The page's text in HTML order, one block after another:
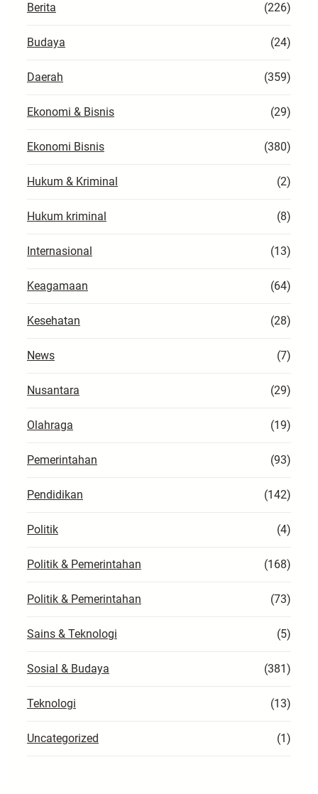
Berita (226)
Budaya (24)
Daerah (359)
Ekonomi & Bisnis (29)
Ekonomi Bisnis (380)
Hukum & Kriminal (2)
Hukum kriminal (8)
Internasional (13)
Keagamaan (64)
Kesehatan (28)
News (7)
Nusantara (29)
Olahraga (19)
Pemerintahan (93)
Pendidikan (142)
Politik (4)
Politik & Pemerintahan (168)
Politik & Pemerintahan (73)
Sains & Teknologi (5)
Sosial & Budaya (381)
Teknologi (13)
Uncategorized (1)